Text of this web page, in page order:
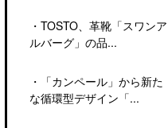
・ TOSTO、革靴「スワンア
ルバーグ」の品...
・
「カンペール」から新た
な循環型デザイン「...